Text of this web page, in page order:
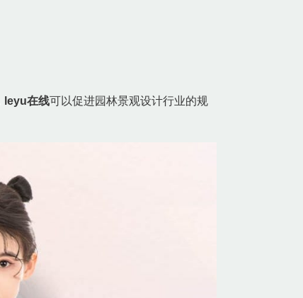
leyu在线可以促进园林景观设计行业的规